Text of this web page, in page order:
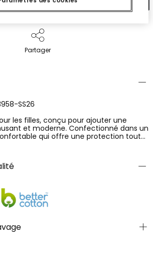
Partager
SS26
les filles, conçu pour ajouter une
et moderne. Confectionné dans un
qui offre une protection tout
parfait. Les tailles vont de 12 mois
L/52, XL/54). Design uni avec une
détail unique. Parfait pour toutes les
marie facilement avec différentes